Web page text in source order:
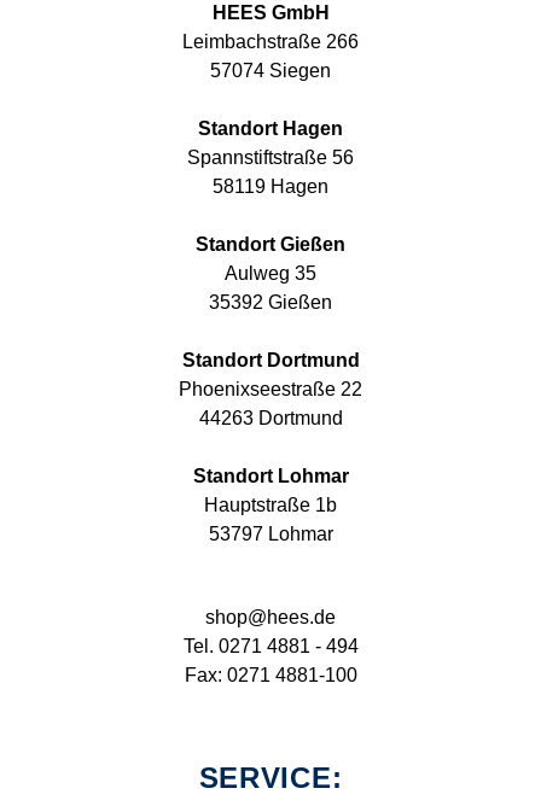
HEES GmbH
Leimbachstraße 266
57074 Siegen
Standort Hagen
Spannstiftstraße 56
58119 Hagen
Standort Gießen
Aulweg 35
35392 Gießen
Standort Dortmund
Phoenixseestraße 22
44263 Dortmund
Standort Lohmar
Hauptstraße 1b
53797 Lohmar
shop@hees.de
Tel. 0271 4881 - 494
Fax: 0271 4881-100
SERVICE: